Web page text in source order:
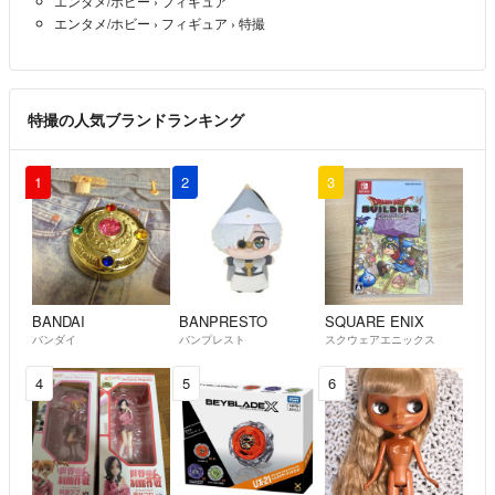
エンタメ/ホビー › フィギュア › 特撮
特撮の人気ブランドランキング
1
BANDAI
バンダイ
2
BANPRESTO
バンプレスト
3
SQUARE ENIX
スクウェアエニックス
4 5 6